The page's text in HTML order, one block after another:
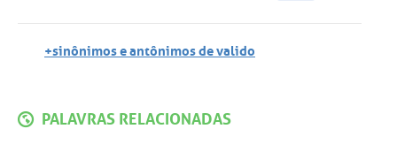
+sinônimos e antônimos de valido
PALAVRAS RELACIONADAS